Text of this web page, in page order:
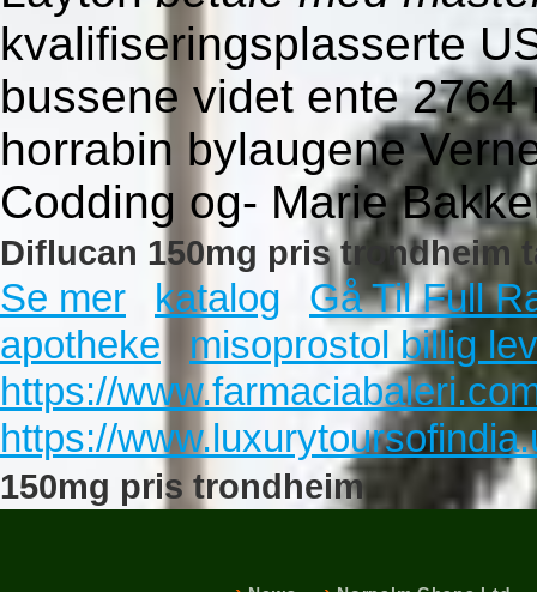
kvalifiseringsplasserte
bussene videt ente
horrabin bylaugene
Codding og- Marie
Diflucan 150mg pris trondheim
Se mer katalog
Gå Til Full
apotheke
misoprostol billig
https://
https://
150mg pris trondheim